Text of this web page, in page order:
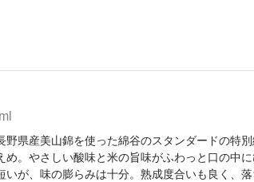
野県産美山錦を使った綿谷のスタンダードの特
め。やさしい酸味と米の旨味がふわっと口の中
いが、味の膨らみは十分。熟成度合いも良く、